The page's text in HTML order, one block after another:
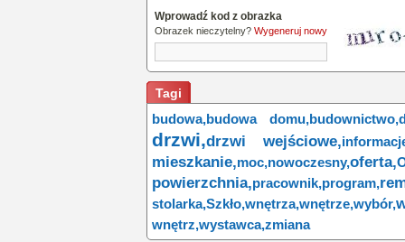
Wprowadź kod z obrazka
Obrazek nieczytelny? Wygeneruj nowy
Tagi
budowa,budowa domu,budownictwo,
drzwi,drzwi wejściowe,
mieszkanie,moc,nowoczesny,oferta,
powierzchnia,pracownik,program,
stolarka,Szkło,wnętrza,wnętrze,wybór,
wnętrz,wystawca,zmiana